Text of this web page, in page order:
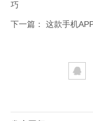
巧
下一篇：这款手机